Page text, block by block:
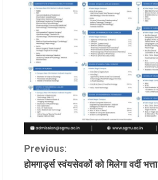
C
Previous:
होमगार्ड्स स्वंयसेवकों को मिलेगा वर्दी भत्ता